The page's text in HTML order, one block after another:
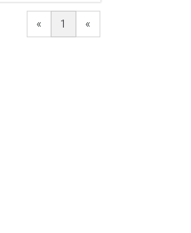
« 1 «